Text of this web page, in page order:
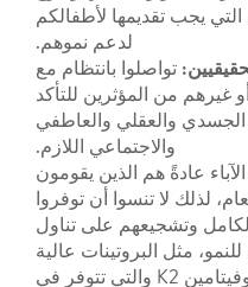
التي يجب تقديمها لأطفالكم
لدعم نموهم.
تواصلوا بانتظام مع
غيرهم من المؤثرين للتأكد
والعقلي والعاطفي
والاجتماعي اللازم.
الآباء عادةً هم الذين يقومون
لذلك لا تنسوا أن توفروا
الكامل وتشجيعهم على تناول
مثل البروتينات عالية
الجودة والكالسيوم وفيتامين K2 والتي تتوفر في